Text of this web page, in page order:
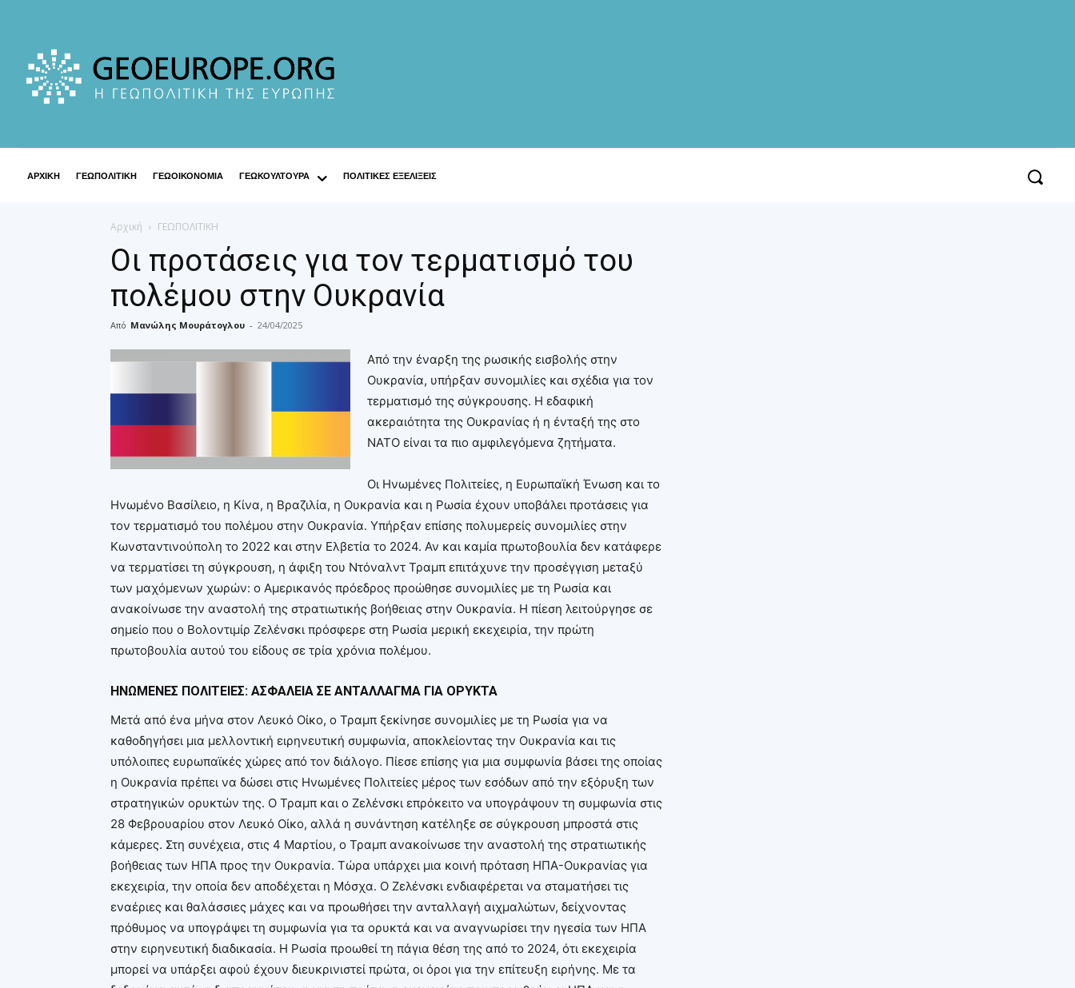
ΑΡΧΙΚΗ ΓΕΩΠΟΛΙΤΙΚΗ ΓΕΩΟΙΚΟΝΟΜΙΑ ΓΕΩΚΟΥΛΤΟΥΡΑ ΠΟΛΙΤΙΚΕΣ ΕΞΕΛΙΞΕΙΣ
Αρχική ΓΕΩΠΟΛΙΤΙΚΗ
Οι προτάσεις για τον τερματισμό του
πολέμου στην Ουκρανία
Από Μανώλης Μουράτογλου - 24/04/2025
Από την έναρξη της ρωσικής εισβολής στην
Ουκρανία, υπήρξαν συνομιλίες και σχέδια για τον
τερματισμό της σύγκρουσης. Η εδαφική
ακεραιότητα της Ουκρανίας ή η ένταξή της στο
ΝΑΤΟ είναι τα πιο αμφιλεγόμενα ζητήματα.
Οι Ηνωμένες Πολιτείες, η Ευρωπαϊκή Ένωση και το
Ηνωμένο Βασίλειο, η Κίνα, η Βραζιλία, η Ουκρανία και η Ρωσία έχουν υποβάλει προτάσεις για
τον τερματισμό του πολέμου στην Ουκρανία. Υπήρξαν επίσης πολυμερείς συνομιλίες στην
Κωνσταντινούπολη το 2022 και στην Ελβετία το 2024. Αν και καμία πρωτοβουλία δεν κατάφερε
να τερματίσει τη σύγκρουση, η άφιξη του Ντόναλντ Τραμπ επιτάχυνε την προσέγγιση μεταξύ
των μαχόμενων χωρών: ο Αμερικανός πρόεδρος προώθησε συνομιλίες με τη Ρωσία και
ανακοίνωσε την αναστολή της στρατιωτικής βοήθειας στην Ουκρανία. Η πίεση λειτούργησε σε
σημείο που ο Βολοντιμίρ Ζελένσκι πρόσφερε στη Ρωσία μερική εκεχειρία, την πρώτη
πρωτοβουλία αυτού του είδους σε τρία χρόνια πολέμου.
ΗΝΩΜΕΝΕΣ ΠΟΛΙΤΕΙΕΣ: ΑΣΦΑΛΕΙΑ ΣΕ ΑΝΤΑΛΛΑΓΜΑ ΓΙΑ ΟΡΥΚΤΑ
Μετά από ένα μήνα στον Λευκό Οίκο, ο Τραμπ ξεκίνησε συνομιλίες με τη Ρωσία για να
καθοδηγήσει μια μελλοντική ειρηνευτική συμφωνία, αποκλείοντας την Ουκρανία και τις
υπόλοιπες ευρωπαϊκές χώρες από τον διάλογο. Πίεσε επίσης για μια συμφωνία βάσει της οποίας
η Ουκρανία πρέπει να δώσει στις Ηνωμένες Πολιτείες μέρος των εσόδων από την εξόρυξη των
στρατηγικών ορυκτών της. Ο Τραμπ και ο Ζελένσκι επρόκειτο να υπογράψουν τη συμφωνία στις
28 Φεβρουαρίου στον Λευκό Οίκο, αλλά η συνάντηση κατέληξε σε σύγκρουση μπροστά στις
κάμερες. Στη συνέχεια, στις 4 Μαρτίου, ο Τραμπ ανακοίνωσε την αναστολή της στρατιωτικής
βοήθειας των ΗΠΑ προς την Ουκρανία. Τώρα υπάρχει μια κοινή πρόταση ΗΠΑ-Ουκρανίας για
εκεχειρία, την οποία δεν αποδέχεται η Μόσχα. Ο Ζελένσκι ενδιαφέρεται να σταματήσει τις
εναέριες και θαλάσσιες μάχες και να προωθήσει την ανταλλαγή αιχμαλώτων, δείχνοντας
πρόθυμος να υπογράψει τη συμφωνία για τα ορυκτά και να αναγνωρίσει την ηγεσία των ΗΠΑ
στην ειρηνευτική διαδικασία. Η Ρωσία προωθεί τη πάγια θέση της από το 2024, ότι εκεχειρία
μπορεί να υπάρξει αφού έχουν διευκρινιστεί πρώτα, οι όροι για την επίτευξη ειρήνης. Με τα